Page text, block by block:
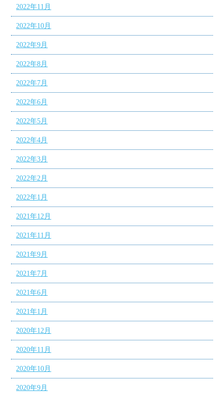
2022年11月
2022年10月
2022年9月
2022年8月
2022年7月
2022年6月
2022年5月
2022年4月
2022年3月
2022年2月
2022年1月
2021年12月
2021年11月
2021年9月
2021年7月
2021年6月
2021年1月
2020年12月
2020年11月
2020年10月
2020年9月